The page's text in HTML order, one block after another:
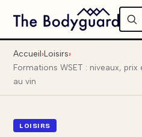
Accueil Loisirs
Formations WSET : niveaux,
au vin
LOISIRS